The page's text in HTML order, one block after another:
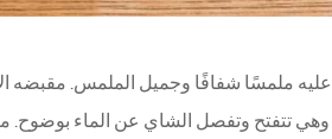
ملمسًا شفافًا وجميل الملمس. مقبضه
تتفتح وتفصل الشاي عن الماء بوضوح.